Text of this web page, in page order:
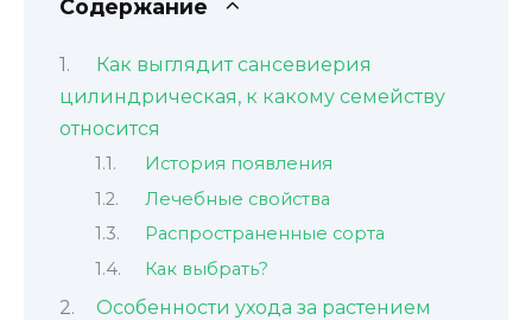
Содержание
Как выглядит сансевиерия
цилиндрическая, к какому семейству
относится
История появления
Лечебные свойства
Распространенные сорта
Как выбрать?
Особенности ухода за растением